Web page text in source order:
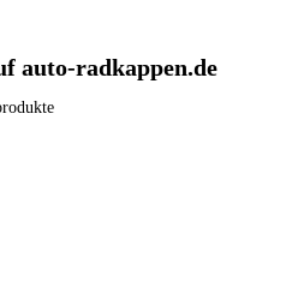
auto-radkappen.de